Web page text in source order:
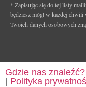
* Zapisując się do tej listy
będziesz mógł w każdej chwili
Twoich danych osobowych
Gdzie nas znaleźć?
| Polityka